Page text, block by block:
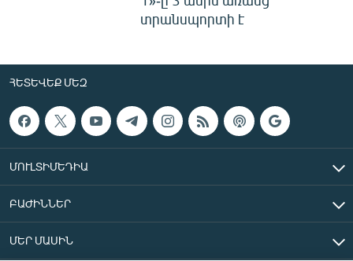
տրանսպորտի է
ՀԵՏԵՎԵՔ ՄԵԶ
ՄՈՒԼՏԻՄԵԴԻԱ
ԲԱԺԻՆՆԵՐ
ՄԵՐ ՄԱՍԻՆ